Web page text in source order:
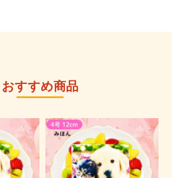
おすすめ商品